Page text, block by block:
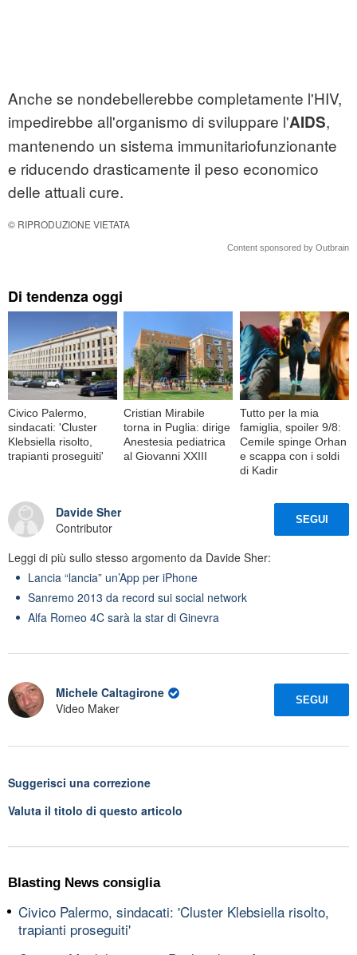
Anche se nondebellerebbe completamente l'HIV,
impedirebbe all'organismo di sviluppare l'AIDS,
mantenendo un sistema immunitariofunzionante
e riducendo drasticamente il peso economico
delle attuali cure.
© RIPRODUZIONE VIETATA
Content sponsored by Outbrain
Di tendenza oggi
Civico Palermo,
sindacati: 'Cluster
Klebsiella risolto,
trapianti proseguiti'
Cristian Mirabile
torna in Puglia: dirige
Anestesia pediatrica
al Giovanni XXIII
Tutto per la mia
famiglia, spoiler 9/8:
Cemile spinge Orhan
e scappa con i soldi
di Kadir
Davide Sher
Contributor
SEGUI
Leggi di più sullo stesso argomento da Davide Sher:
Lancia “lancia” un’App per iPhone
Sanremo 2013 da record sui social network
Alfa Romeo 4C sarà la star di Ginevra
Michele Caltagirone
Video Maker
SEGUI
Suggerisci una correzione
Valuta il titolo di questo articolo
Blasting News consiglia
Civico Palermo, sindacati: 'Cluster Klebsiella risolto,
trapianti proseguiti'